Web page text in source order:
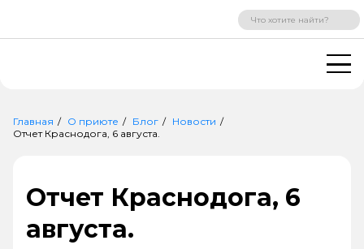
ВХОД РЕГИСТРАЦИЯ
Главная О приюте Блог
Новости
Отчет Краснодога, 6 августа.
Отчет Краснодога, 6
августа.